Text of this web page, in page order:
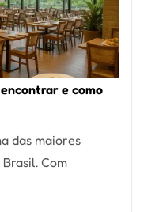
e como
das maiores
Com